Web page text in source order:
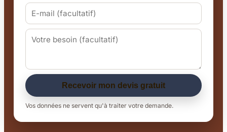
Recevoir mon devis gratuit
Vos données ne servent qu'à traiter votre demande.